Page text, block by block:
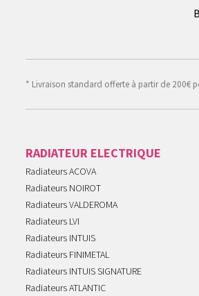
* Livraison standard offerte à partir de 200€
RADIATEUR ELECTRIQUE
Radiateurs ACOVA
Radiateurs NOIROT
Radiateurs VALDEROMA
Radiateurs LVI
Radiateurs INTUIS
Radiateurs FINIMETAL
Radiateurs INTUIS SIGNATURE
Radiateurs ATLANTIC